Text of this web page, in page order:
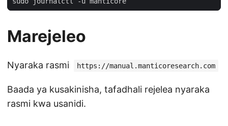
Marejeleo
Nyaraka rasmi https://manual.manticoresearch.com
Baada ya kusakinisha, tafadhali rejelea nyaraka
rasmi kwa usanidi.